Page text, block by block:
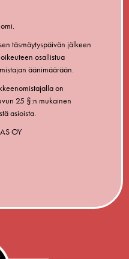
täsmäytyspäivän jälkeen
osallistua
äänimäärään.
on
25 §:n mukainen
asioista.
OY